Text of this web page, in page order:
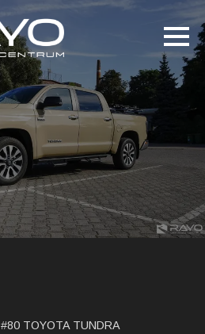
#80 TOYOTA TUNDRA